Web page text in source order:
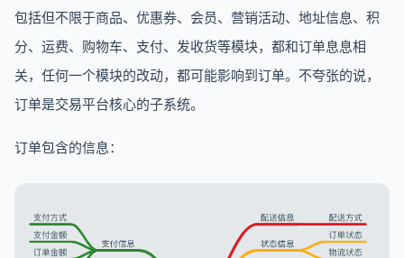
包括但不限于商品、优惠券、会员、营销活动、地址信息、积
分、运费、购物车、支付、发收货等模块，都和订单息息相
关，任何一个模块的改动，都可能影响到订单。不夸张的说，
订单是交易平台核心的子系统。
订单包含的信息：